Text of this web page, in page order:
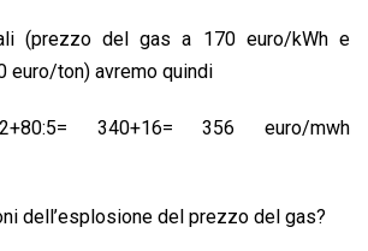
(prezzo del gas a 170 euro/kWh e
euro/ton) avremo quindi
340+16= 356 euro/mwh
dell’esplosione del prezzo del gas?